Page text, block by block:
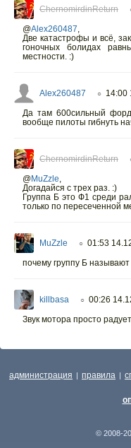
ChernomirdinReturn
@Alex260487
Две катастрофы и всё,
гоночных болидах
местности. :)
Alex260487 ○ 14:00
Да там 600сильный
вообще пилоты гибнуть
ChernomirdinReturn
@MuZzle
Догадайся с трех раз. :)
Группа Б это Ф1 среди
только по пересеченной
MuZzle ○ 01:53
почему группу Б
killbasa ○ 00:26
Звук мотора просто
администрация | правила |
© 2008-